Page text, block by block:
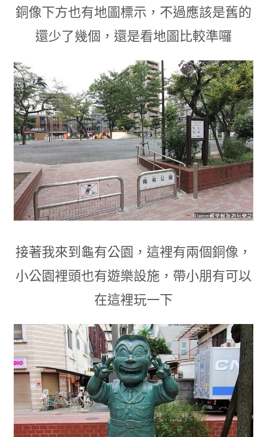
銅像下方也有地圖標示 ， 不過應該是舊的
還少了幾個 ， 還是看地圖比較準囉
接著我來到龜有公園 ， 這裡有兩個銅像 ，
小公園裡頭也有遊樂設施 ， 帶小朋有可以
在這裡玩一下